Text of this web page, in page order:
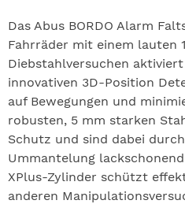
Das Abus BORDO Alarm
Fahrräder mit einem lauten
Diebstahlversuchen
innovativen 3D-Position
auf Bewegungen und
robusten, 5 mm starken
Schutz und sind dabei
Ummantelung
XPlus-Zylinder schützt
anderen